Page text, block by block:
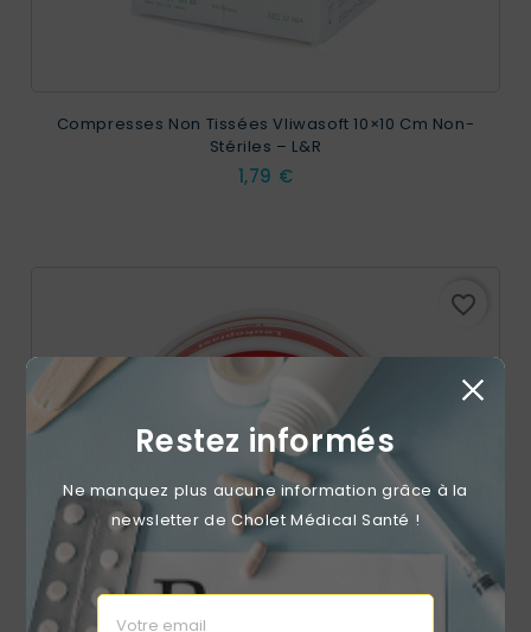
Restez informés
Ne manquez plus aucune information grâce à la
newsletter de Cholet Médical Santé !
Compresses Non Tissées Vliwasoft 10×10 Cm Non-
Stériles – L&R
Prix
1,79 €
favorite_border